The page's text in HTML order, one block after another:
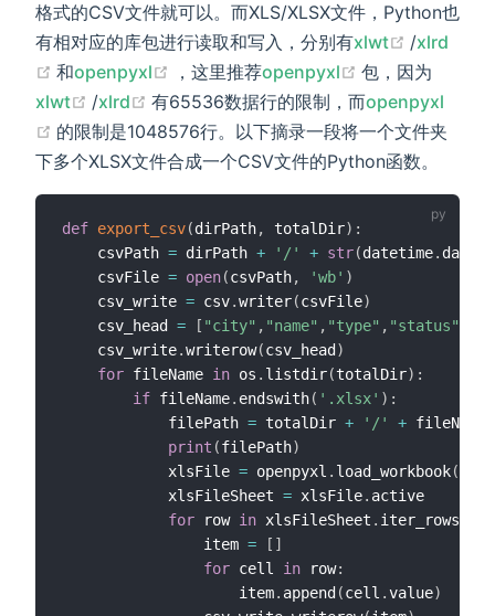
格式的CSV文件就可以。而XLS/XLSX文件，Python也
有相对应的库包进行读取和写入，分别有xlwt (opens
/xlrd
(opens new window)
和openpyxl (opens new window)
，这里推荐openpyxl (opens new
包，因为
xlwt
(opens new window)
/xlrd (opens new window)
有65536数据行的限制，而openpyxl
(opens new window)
的限制是1048576行。以下摘录一段将一个文件夹
下多个XLSX文件合成一个CSV文件的Python函数。
def export_csv(dirPath, totalDir) :
	csvPath
= dirPath + '/' + str(datetime. date
	csvFile
= open(csvPath, 'wb' )
	csv_write
= csv.writer(csvFile)
	csv_head
= [ "city" , "name" , "type" , "status"
	csv_write
.writerow(csv_head )
for fileName in os . listdir(totalDir) :
if fileName. endswith( '.xlsx' ) :
			filePath
= totalDir + '/' + fileName
print (filePath)
			xlsFile
= openpyxl . load_workbook(
			xlsFileSheet
= xlsFile. active
for row in xlsFileSheet . iter_rows
				item
= [ ]
for cell in row:
					item
. append (cell .value)